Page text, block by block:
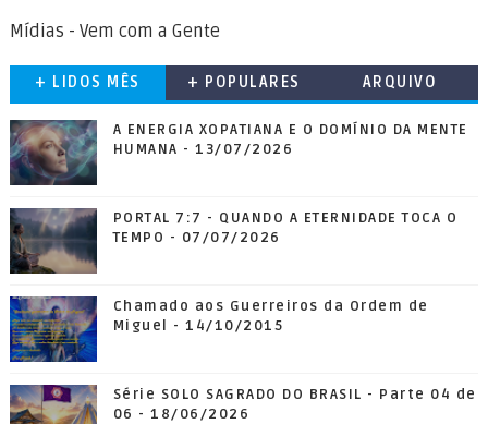
Mídias - Vem com a Gente
+ LIDOS MÊS + POPULARES ARQUIVO
A ENERGIA XOPATIANA E O DOMÍNIO DA MENTE
HUMANA - 13/07/2026
PORTAL 7:7 - QUANDO A ETERNIDADE TOCA O
TEMPO - 07/07/2026
Chamado aos Guerreiros da Ordem de
Miguel - 14/10/2015
Série SOLO SAGRADO DO BRASIL - Parte 04 de
06 - 18/06/2026